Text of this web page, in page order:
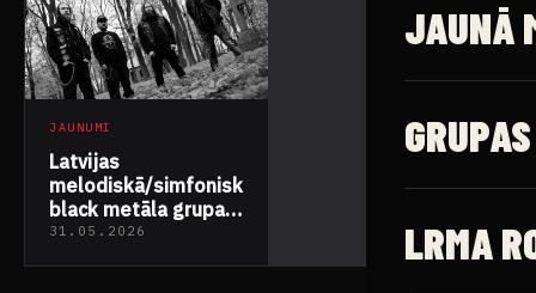
JAUNĀ
GRUPAS
LRMA
JAUNUMI
Latvijas
melodiskā/simfoniskā
black metāla grupa
Ocularis Infernum
31.05.2026